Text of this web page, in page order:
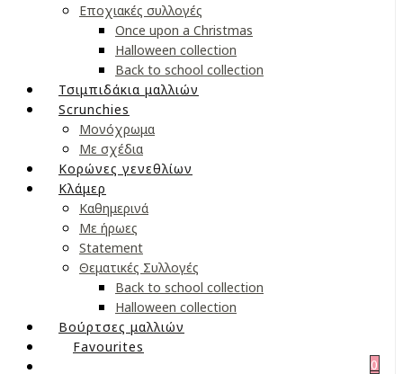
Εποχιακές συλλογές
Once upon a Christmas
Halloween collection
Back to school collection
Τσιμπιδάκια μαλλιών
Scrunchies
Μονόχρωμα
Με σχέδια
Κορώνες γενεθλίων
Κλάμερ
Καθημερινά
Με ήρωες
Statement
Θεματικές Συλλογές
Back to school collection
Halloween collection
Βούρτσες μαλλιών
Favourites
0